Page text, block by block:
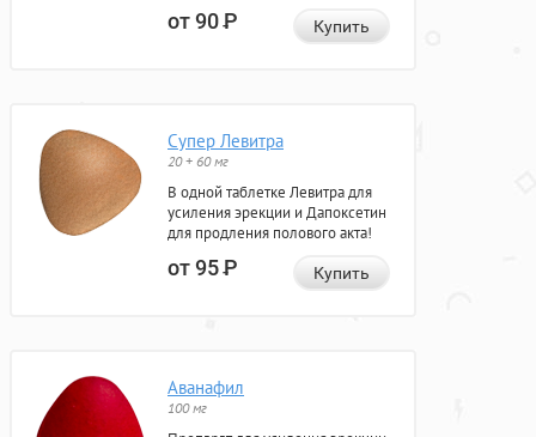
от 90Р Купить
Супер Левитра
20 + 60 мг
В одной таблетке Левитра для
усиления эрекции и Дапоксетин
для продления полового акта!
от 95Р Купить
Аванафил
100 мг